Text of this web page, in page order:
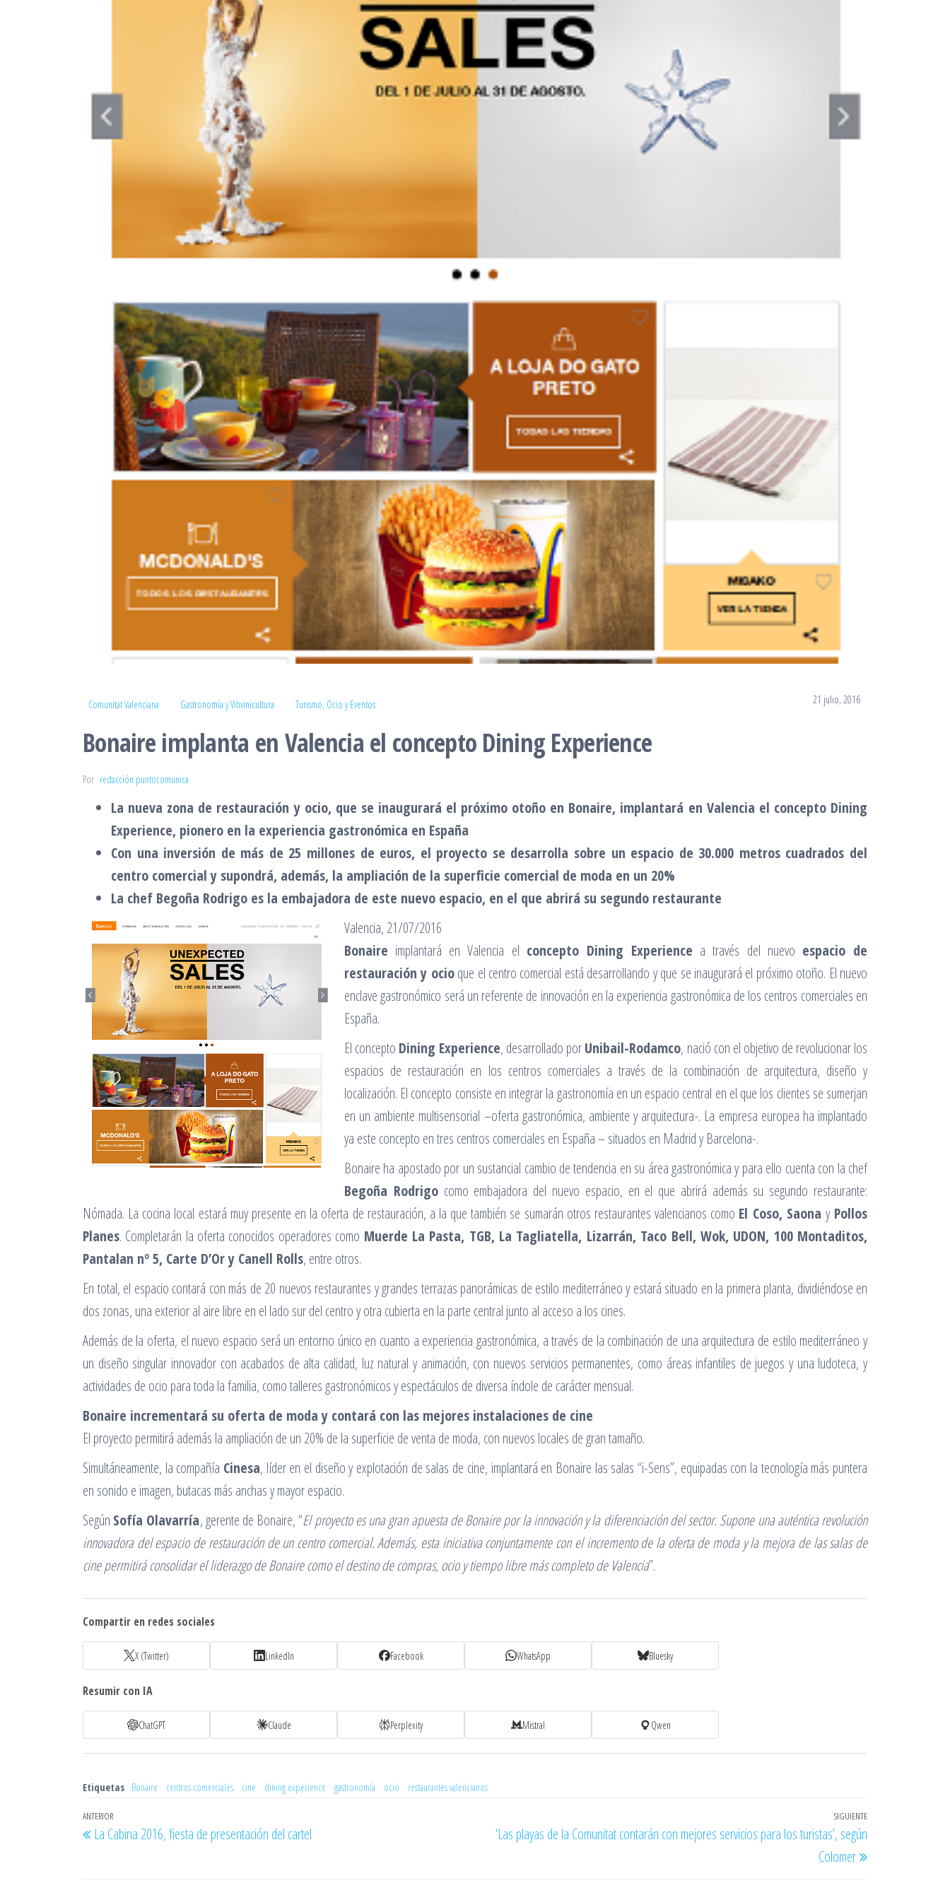
Comunitat Valenciana Gastronomía y Vitivinicultura Turismo, Ocio y Eventos 21 julio, 2016
Bonaire implanta en Valencia el concepto Dining Experience
Por redacción puntocomunica
La nueva zona de restauración y ocio, que se inaugurará el próximo otoño en Bonaire, implantará en Valencia el concepto Dining
Experience, pionero en la experiencia gastronómica en España
Con una inversión de más de 25 millones de euros, el proyecto se desarrolla sobre un espacio de 30.000 metros cuadrados del
centro comercial y supondrá, además, la ampliación de la superficie comercial de moda en un 20%
La chef Begoña Rodrigo es la embajadora de este nuevo espacio, en el que abrirá su segundo restaurante
Valencia, 21/07/2016
Bonaire implantará en Valencia el concepto Dining Experience a través del nuevo espacio de
restauración y ocioque el centro comercial está desarrollando y que se inaugurará el próximo otoño. El nuevo
enclave gastronómico será un referente de innovación en la experiencia gastronómica de los centros comerciales en
España.
El concepto Dining Experience, desarrollado porUnibail-Rodamco, nació con el objetivo de revolucionar los
espacios de restauración en los centros comerciales a través de la combinación de arquitectura, diseño y
localización. El concepto consiste en integrar la gastronomía en un espacio central en el que los clientes se sumerjan
en un ambiente multisensorial –oferta gastronómica, ambiente y arquitectura-. La empresa europea ha implantado
ya este concepto en tres centros comerciales en España – situados en Madrid y Barcelona-.
Bonaire ha apostado por un sustancial cambio de tendencia en su área gastronómica y para ello cuenta con la chef
Begoña Rodrigocomo embajadora del nuevo espacio, en el que abrirá además su segundo restaurante:
Nómada. La cocina local estará muy presente en la oferta de restauración, a la que también se sumarán otros restaurantes valencianos como El Coso, Saona yPollos
Planes. Completarán la oferta conocidos operadores como Muerde La Pasta, TGB, La Tagliatella, Lizarrán, Taco Bell, Wok, UDON, 100 Montaditos,
Pantalan nº 5, Carte D’Or y Canell Rolls, entre otros.
En total, el espacio contará con más de 20 nuevos restaurantes y grandes terrazas panorámicas de estilo mediterráneo y estará situado en la primera planta, dividiéndose en
dos zonas, una exterior al aire libre en el lado sur del centro y otra cubierta en la parte central junto al acceso a los cines.
Además de la oferta, el nuevo espacio será un entorno único en cuanto a experiencia gastronómica, a través de la combinación de una arquitectura de estilo mediterráneo y
un diseño singular innovador con acabados de alta calidad, luz natural y animación, con nuevos servicios permanentes, como áreas infantiles de juegos y una ludoteca, y
actividades de ocio para toda la familia, como talleres gastronómicos y espectáculos de diversa índole de carácter mensual.
Bonaire incrementará su oferta de moda y contará con las mejores instalaciones de cine
El proyecto permitirá además la ampliación de un 20% de la superficie de venta de moda, con nuevos locales de gran tamaño.
Simultáneamente, la compañía Cinesa, líder en el diseño y explotación de salas de cine, implantará en Bonaire las salas “i-Sens”, equipadas con la tecnología más puntera
en sonido e imagen, butacas más anchas y mayor espacio.
Según Sofía Olavarría, gerente de Bonaire, “El proyecto es una gran apuesta de Bonaire por la innovación y la diferenciación del sector. Supone una auténtica revolución
innovadora del espacio de restauración de un centro comercial. Además, esta iniciativa conjuntamente con el incremento de la oferta de moda y la mejora de las salas de
cine permitirá consolidar el liderazgo de Bonaire como el destino de compras, ocio y tiempo libre más completo de Valencia”.
Compartir en redes sociales
X (Twitter) LinkedIn Facebook WhatsApp Bluesky
Resumir con IA
ChatGPT Claude Perplexity Mistral Qwen
Etiquetas Bonaire centros comerciales cine dining experience gastronomía ocio restaurantes valencianos
Navegación
de
Entrada
anterior
ANTERIOR
La Cabina 2016, fiesta de presentación del cartel
Entrada
SIGUIENTE
‘Las playas de la Comunitat contarán con mejores servicios para los turistas’, según
Colomer